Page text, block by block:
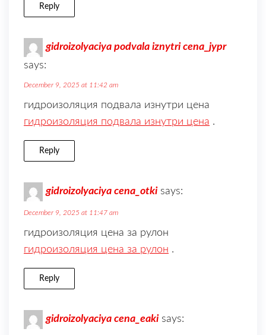
Reply
gidroizolyaciya podvala iznytri cena_jypr
says:
December 9, 2025 at 11:42 am
гидроизоляция подвала изнутри цена
гидроизоляция подвала изнутри цена .
Reply
gidroizolyaciya cena_otki says:
December 9, 2025 at 11:47 am
гидроизоляция цена за рулон
гидроизоляция цена за рулон .
Reply
gidroizolyaciya cena_eaki says: